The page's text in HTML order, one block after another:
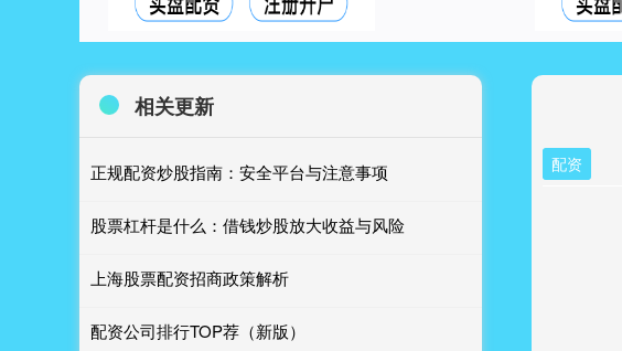
配资
相关更新
正规配资炒股指南：安全平台与注意事项
股票杠杆是什么：借钱炒股放大收益与风险
上海股票配资招商政策解析
配资公司排行TOP荐（新版）